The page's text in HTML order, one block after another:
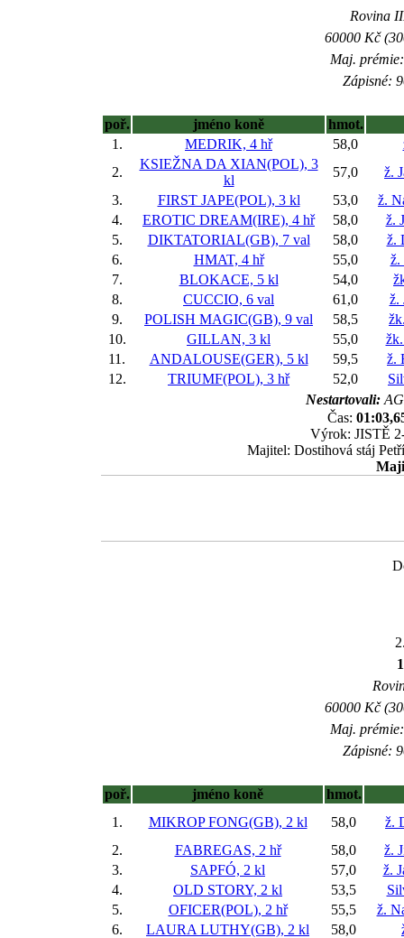
Rovina
60000 Kč
Maj.
Zápisné:
poř. jméno koně
hmot.
1.
MEDRIK, 4 hř 58,0
2.
KSIEŽNA DA XIAN(POL), 3
kl
57,0
ž.
3.
FIRST JAPE(POL), 3 kl 53,0
ž.
4.
EROTIC DREAM(IRE), 4 hř 58,0
ž.
5.
DIKTATORIAL(GB), 7 val 58,0
ž.
6.
HMAT, 4 hř 55,0
ž.
7.
BLOKACE, 5 kl 54,0
8.
CUCCIO, 6 val 61,0
ž.
9.
POLISH MAGIC(GB), 9 val 58,5
10.
GILLAN, 3 kl 55,0
11.
ANDALOUSE(GER), 5 kl 59,5
ž.
12.
TRIUMF(POL), 3 hř 52,0
Nestartovali:
Čas:
Výrok: JISTĚ
Majitel: Dostihová stáj
60000 Kč
Maj.
Zápisné:
poř. jméno koně
hmot.
1.
MIKROP FONG(GB), 2 kl 58,0
ž.
2.
FABREGAS, 2 hř 58,0
ž.
3.
SAPFÓ, 2 kl 57,0
ž.
4.
OLD STORY, 2 kl 53,5
5.
OFICER(POL), 2 hř 55,5
ž.
6.
LAURA LUTHY(GB), 2 kl 58,0